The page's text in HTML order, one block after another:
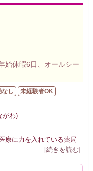
始休暇6日、オールシー
なし 未経験者OK
がわ)
療に力を入れている薬局
[続きを読む]